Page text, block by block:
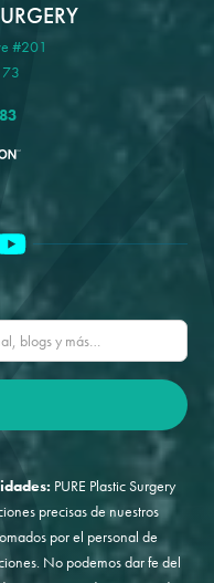
#201
PURE Plastic Surgery
precisas de nuestros
por el personal de
No podemos dar fe del